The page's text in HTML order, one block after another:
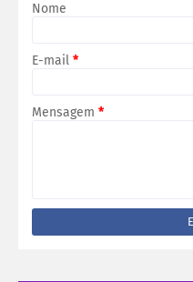
Nome
E-mail *
Mensagem *